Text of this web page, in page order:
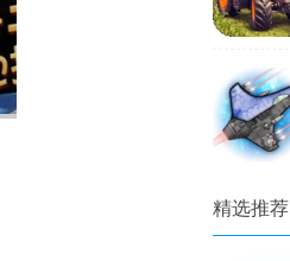
精选推荐